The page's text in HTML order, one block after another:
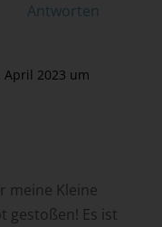
Antworten
April 2023 um
meine Kleine
gestoßen! Es ist